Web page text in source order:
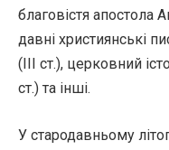
благовістя апостола
давні християнські
(III ст.), церковний
ст.) та інші.
У стародавньому